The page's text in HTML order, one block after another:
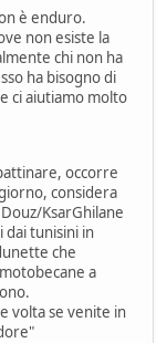
è enduro.
non esiste la
chi non ha
ha bisogno di
ci aiutiamo molto
occorre
considera
KsarGhilane
tunisini in
che
a
volta se venite in